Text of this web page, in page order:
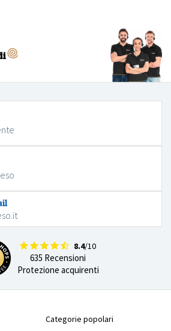
8.4/10
635 Recensioni
Protezione acquirenti
Categorie popolari